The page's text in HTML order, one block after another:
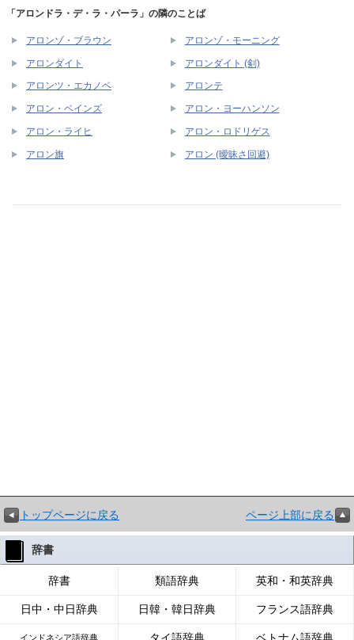
「アロンドラ・デ・ラ・パーラ」の隣のことば
アロンゾ・ブラウン アロンゾ・モーニング
アロンダイト アロンダイト (剣)
アロンツ・エカノベ アロンテ
アロン・ベインズ アロン・ヨーハンソン
アロン・ライヒ アロン・ロドリゲス
アロン旗 アロン (曖昧さ回避)
トップページに戻る ページ上部に戻る
辞書
辞書 類語辞典 英和・和英辞典
日中・中日辞典 日韓・韓日辞典 フランス語辞典
インドネシア語辞典